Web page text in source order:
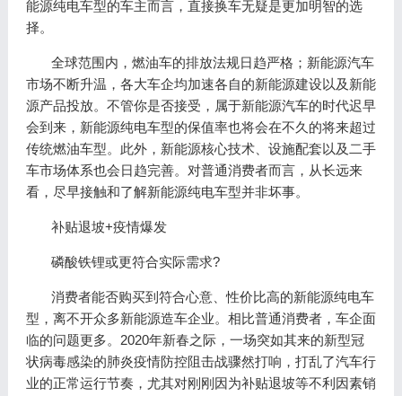
能源纯电车型的车主而言，直接换车无疑是更加明智的选
择。
全球范围内，燃油车的排放法规日趋严格；新能源汽车
市场不断升温，各大车企均加速各自的新能源建设以及新能
源产品投放。不管你是否接受，属于新能源汽车的时代迟早
会到来，新能源纯电车型的保值率也将会在不久的将来超过
传统燃油车型。此外，新能源核心技术、设施配套以及二手
车市场体系也会日趋完善。对普通消费者而言，从长远来
看，尽早接触和了解新能源纯电车型并非坏事。
补贴退坡+疫情爆发
磷酸铁锂或更符合实际需求?
消费者能否购买到符合心意、性价比高的新能源纯电车
型，离不开众多新能源造车企业。相比普通消费者，车企面
临的问题更多。2020年新春之际，一场突如其来的新型冠
状病毒感染的肺炎疫情防控阻击战骤然打响，打乱了汽车行
业的正常运行节奏，尤其对刚刚因为补贴退坡等不利因素销